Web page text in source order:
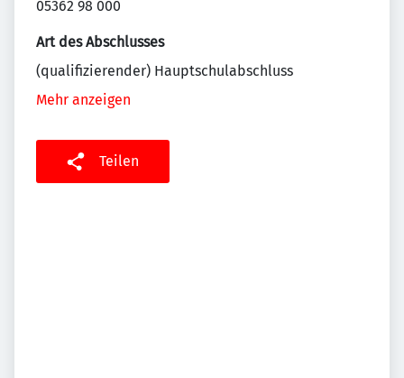
05362 98 000
Art des Abschlusses
(qualifizierender) Hauptschulabschluss
Mehr anzeigen
Teilen